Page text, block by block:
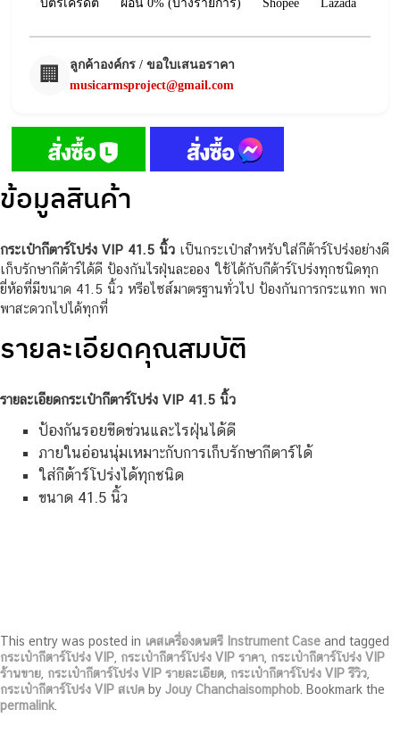
บัตรเครดิต ผ่อน 0% (บางรายการ) Shopee Lazada
🏢
ลูกค้าองค์กร / ขอใบเสนอราคา
musicarmsproject@gmail.com
ข้อมูลสินค้า
กระเป๋ากีตาร์โปร่ง VIP 41.5 นิ้ว เป็นกระเป๋าสำหรับใส่กีต้าร์โปร่่งอย่างดี
เก็บรักษากีต้าร์ได้ดี ป้องกันไรฝุ่นละออง ใช้ได้กับกีต้าร์โปร่งทุกชนิดทุก
ยี่ห้อที่มีขนาด 41.5 นิ้ว หรือไซส์มาตรฐานทั่วไป ป้องกันการกระแทก พก
พาสะดวกไปได้ทุกที่
รายละเอียดคุณสมบัติ
รายละเอียดกระเป๋ากีตาร์โปร่ง VIP 41.5 นิ้ว
ป้องกันรอยขีดข่วนและไรฝุ่นได้ดี
ภายในอ่อนนุ่มเหมาะกับการเก็บรักษากีตาร์ได้
ใส่กีต้าร์โปร่งได้ทุกชนิด
ขนาด 41.5 นิ้ว
This entry was posted in เคสเครื่องดนตรี Instrument Case and tagged
กระเป๋ากีตาร์โปร่ง VIP กระเป๋ากีตาร์โปร่ง VIP ราคา กระเป๋ากีตาร์โปร่ง VIP
ร้านขาย กระเป๋ากีตาร์โปร่ง VIP รายละเอียด กระเป๋ากีตาร์โปร่ง VIP รีวิว
กระเป๋ากีตาร์โปร่ง VIP สเปค by Jouy Chanchaisomphob . Bookmark the
permalink